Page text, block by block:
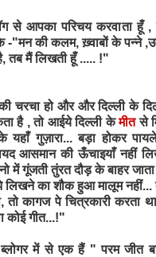
से आपका परिचय करवाता हूँ ,
-"मन की कलम, ख़्वाबों के पन्ने
तब मैं लिखती हूँ ..... !"
चरचा हो और और दिल्ली के
है , तो आईये दिल्ली केमीतसे
यहाँ गुज़ारा... बड़ा होकर
आसमान की ऊँचाइयाँ नहीं
में गूंजती तुंरत दौड़ के बाहर
का शौक हुआ मालूम नहीं...
तो कागज पे चित्रकारी करता
कोई गीत...!"
ब्लोगर में से एक हैं " परम जीत